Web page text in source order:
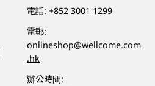
電話:+852 3001 1299
電郵:
onlineshop@wellcome.com
.hk
辦公時間: